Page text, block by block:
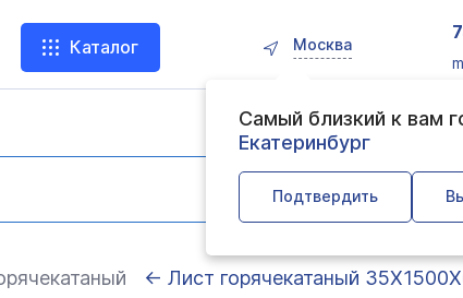
Каталог Москва
Самый близкий к вам
Екатеринбург
Подтвердить
← Лист горячекатаный